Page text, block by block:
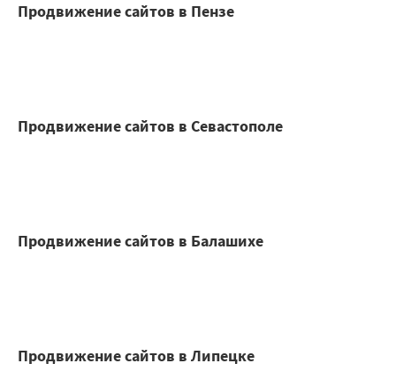
Продвижение сайтов в Пензе
Продвижение сайтов в Севастополе
Продвижение сайтов в Балашихе
Продвижение сайтов в Липецке